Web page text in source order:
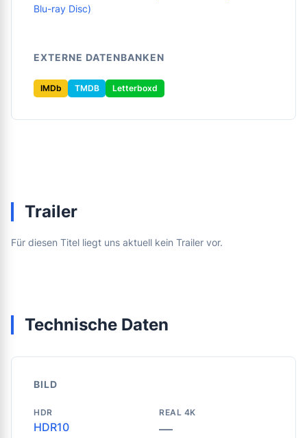
Blu-ray Disc)
EXTERNE DATENBANKEN
IMDb TMDB Letterboxd
Trailer
Für diesen Titel liegt uns aktuell kein Trailer vor.
Technische Daten
BILD
HDR
HDR10
REAL 4K
—